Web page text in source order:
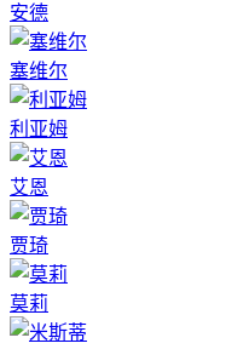
安德
塞维尔
利亚姆
艾恩
贾琦
莫莉